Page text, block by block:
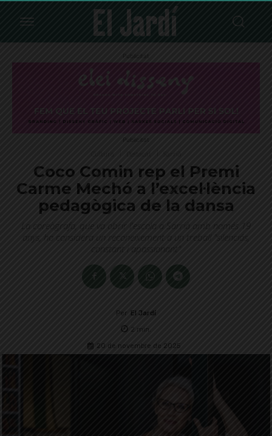
Publicitat
Publicitat
Coco Comin rep el Premi
Carme Mechó a l’excel·lència
pedagògica de la dansa
La coreògrafa, que va obrir l'escola a Sarrià amb només 19
anys, ho considera un reconeixement a un treball "silenciós,
constant i apassionant"
Per El Jardí
2 min.
20 de novembre de 2025